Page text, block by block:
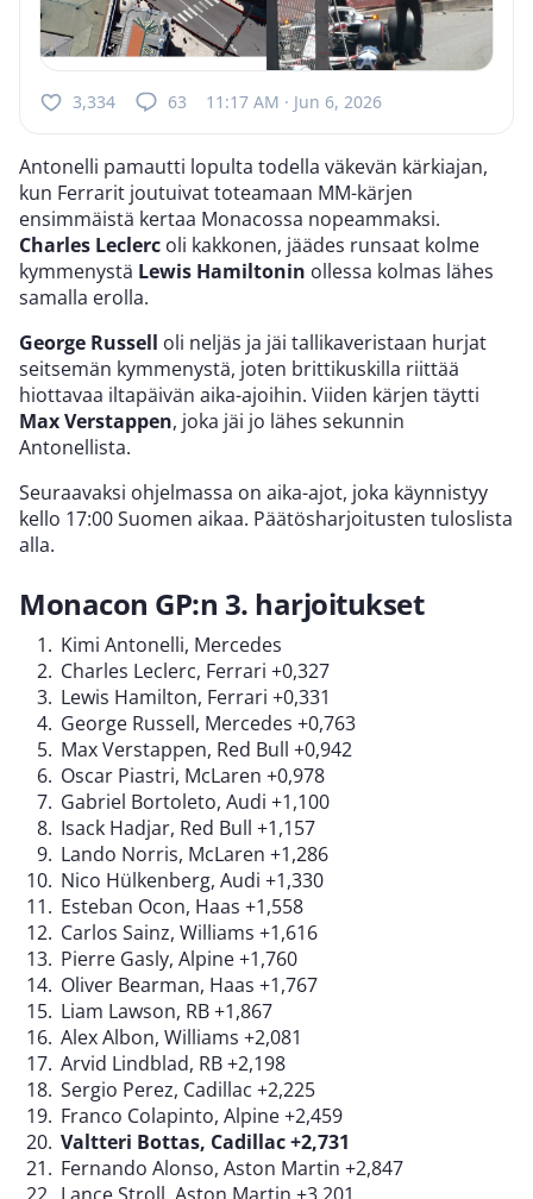
3,334 63 11:17 AM · Jun 6, 2026
Antonelli pamautti lopulta todella väkevän kärkiajan,
kun Ferrarit joutuivat toteamaan MM-kärjen
ensimmäistä kertaa Monacossa nopeammaksi.
Charles Leclerc oli kakkonen, jäädes runsaat kolme
kymmenystä Lewis Hamiltonin ollessa kolmas lähes
samalla erolla.
George Russell oli neljäs ja jäi tallikaveristaan hurjat
seitsemän kymmenystä, joten brittikuskilla riittää
hiottavaa iltapäivän aika-ajoihin. Viiden kärjen täytti
Max Verstappen, joka jäi jo lähes sekunnin
Antonellista.
Seuraavaksi ohjelmassa on aika-ajot, joka käynnistyy
kello 17:00 Suomen aikaa. Päätösharjoitusten tuloslista
alla.
Monacon GP:n 3. harjoitukset
Kimi Antonelli, Mercedes
Charles Leclerc, Ferrari +0,327
Lewis Hamilton, Ferrari +0,331
George Russell, Mercedes +0,763
Max Verstappen, Red Bull +0,942
Oscar Piastri, McLaren +0,978
Gabriel Bortoleto, Audi +1,100
Isack Hadjar, Red Bull +1,157
Lando Norris, McLaren +1,286
Nico Hülkenberg, Audi +1,330
Esteban Ocon, Haas +1,558
Carlos Sainz, Williams +1,616
Pierre Gasly, Alpine +1,760
Oliver Bearman, Haas +1,767
Liam Lawson, RB +1,867
Alex Albon, Williams +2,081
Arvid Lindblad, RB +2,198
Sergio Perez, Cadillac +2,225
Franco Colapinto, Alpine +2,459
Valtteri Bottas, Cadillac +2,731
Fernando Alonso, Aston Martin +2,847